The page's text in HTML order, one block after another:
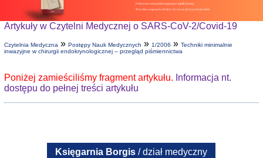
Artykuły w Czytelni Medycznej o SARS-CoV-2/Covid-19
Czytelnia Medyczna» Postępy Nauk Medycznych » 1/2006 » Techniki minimalnie
inwazyjne w chirurgii endokrynologicznej – przegląd piśmiennictwa
Poniżej zamieściliśmy fragment artykułu. Informacja nt.
dostępu do pełnej treści artykułu
Księgarnia Borgis / dział medyczny